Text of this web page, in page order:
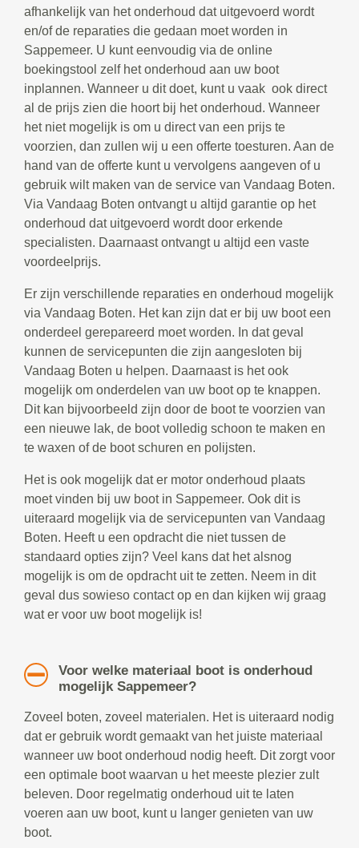
afhankelijk van het onderhoud dat uitgevoerd wordt
en/of de reparaties die gedaan moet worden in
Sappemeer. U kunt eenvoudig via de online
boekingstool zelf het onderhoud aan uw boot
inplannen. Wanneer u dit doet, kunt u vaak ook direct
al de prijs zien die hoort bij het onderhoud. Wanneer
het niet mogelijk is om u direct van een prijs te
voorzien, dan zullen wij u een offerte toesturen. Aan de
hand van de offerte kunt u vervolgens aangeven of u
gebruik wilt maken van de service van Vandaag Boten.
Via Vandaag Boten ontvangt u altijd garantie op het
onderhoud dat uitgevoerd wordt door erkende
specialisten. Daarnaast ontvangt u altijd een vaste
voordeelprijs.
Er zijn verschillende reparaties en onderhoud mogelijk
via Vandaag Boten. Het kan zijn dat er bij uw boot een
onderdeel gerepareerd moet worden. In dat geval
kunnen de servicepunten die zijn aangesloten bij
Vandaag Boten u helpen. Daarnaast is het ook
mogelijk om onderdelen van uw boot op te knappen.
Dit kan bijvoorbeeld zijn door de boot te voorzien van
een nieuwe lak, de boot volledig schoon te maken en
te waxen of de boot schuren en polijsten.
Het is ook mogelijk dat er motor onderhoud plaats
moet vinden bij uw boot in Sappemeer. Ook dit is
uiteraard mogelijk via de servicepunten van Vandaag
Boten. Heeft u een opdracht die niet tussen de
standaard opties zijn? Veel kans dat het alsnog
mogelijk is om de opdracht uit te zetten. Neem in dit
geval dus sowieso contact op en dan kijken wij graag
wat er voor uw boot mogelijk is!
Voor welke materiaal boot is onderhoud
mogelijk Sappemeer?
Zoveel boten, zoveel materialen. Het is uiteraard nodig
dat er gebruik wordt gemaakt van het juiste materiaal
wanneer uw boot onderhoud nodig heeft. Dit zorgt voor
een optimale boot waarvan u het meeste plezier zult
beleven. Door regelmatig onderhoud uit te laten
voeren aan uw boot, kunt u langer genieten van uw
boot.